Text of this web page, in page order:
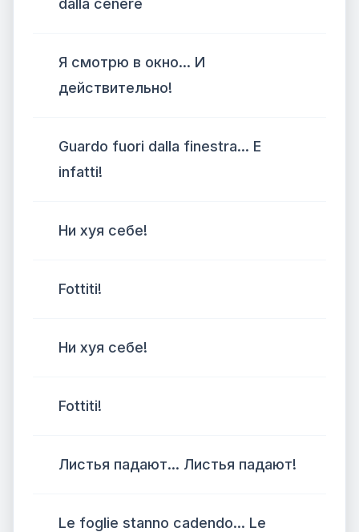
dalla cenere
Я смотрю в окно... И
действительно!
Guardo fuori dalla finestra... E
infatti!
Ни хуя себе!
Fottiti!
Ни хуя себе!
Fottiti!
Листья падают... Листья падают!
Le foglie stanno cadendo... Le